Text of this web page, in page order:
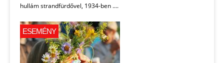
hullám strandfürdővel, 1934-ben ....
ESEMÉNY